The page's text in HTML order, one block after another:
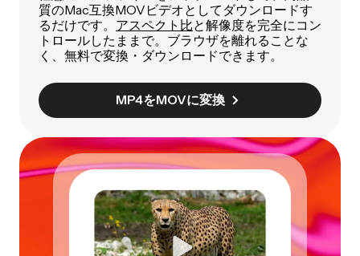
質のMac互換MOVビデオとしてダウンロードす
るだけです。 アスペクト比と解像度を完全にコン
トロールしたままで。ブラウザを離れることな
く、無料で変換・ダウンロードできます。
MP4をMOVに変換